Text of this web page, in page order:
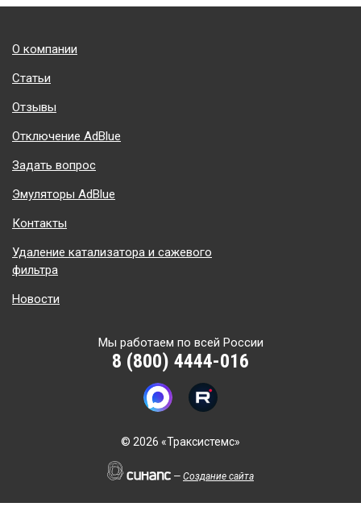
Подвал
О компании
Статьи
Отзывы
Отключение AdBlue
Задать вопрос
Эмуляторы AdBlue
Контакты
Удаление катализатора и сажевого
фильтра
Новости
Мы работаем по всей России
8 (800) 4444-016
© 2026 «Траксистемс»
— Создание сайта